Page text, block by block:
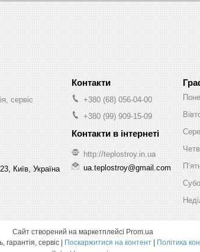
сервіс
Київ, Україна
+380 (68) 056-04-00
+380 (99) 909-15-09
http://teplostroy.in.ua
ua.teplostroy@gmail.com
Сайт створений на маркетплейсі Prom.ua
Поскаржитися на контент
Політика